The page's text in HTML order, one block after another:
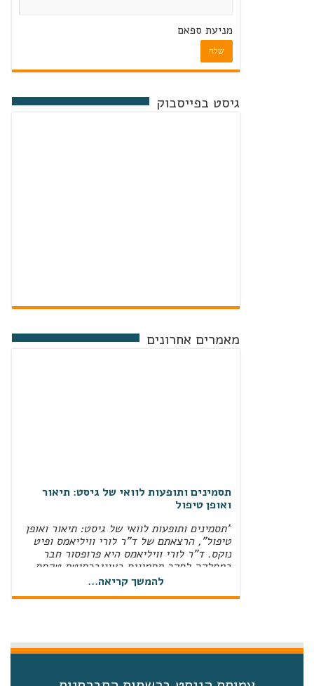
מניעת ספאם
שלח
גיסט בפייסבוק
מאמרים אחרונים
תסמינים ותופעות לוואי של גיסט: תיאור
ואופן טיפול
"תסמינים ותופעות לוואי של גיסט: תיאור ואופן
טיפול", הרצאתם של ד"ר לורי וויליאמס ופיט
נוקס. ד"ר לורי וויליאמס היא פרופסור חבר
במחלקה לחקר תסמינים באוניברסיטת טקסס,
מוסמכת בסיעוד אונקולוגי מתקדם. פיט נוקס
הוא מנהל המחקר הבכיר בעמותת Life Raft
לספק …
להמשך קריאה...